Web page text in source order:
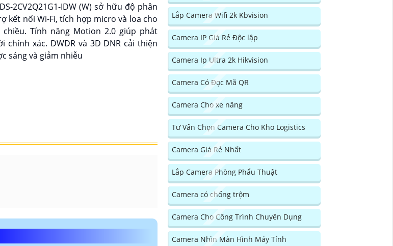
2CV2Q21G1-IDW (W) sở hữu độ phân
kết nối Wi-Fi, tích hợp micro và loa cho
Tính năng Motion 2.0 giúp phát
chính xác. DWDR và 3D DNR cải thiện
sáng và giảm nhiễu
Lắp Camera Wifi 2k Kbvision
Camera IP Giá Rẻ Độc lập
Camera Ip Ultra 2k Hikvision
Camera Có Đọc Mã QR
Camera Cho xe nâng
Tư Vấn Chọn Camera Cho Kho Logistics
Camera Giá Rẻ Nhất
Lắp Camera Phòng Phẩu Thuật
Camera có chống trộm
Camera Cho Công Trình Chuyên Dụng
Camera Nhìn Màn Hình Máy Tính